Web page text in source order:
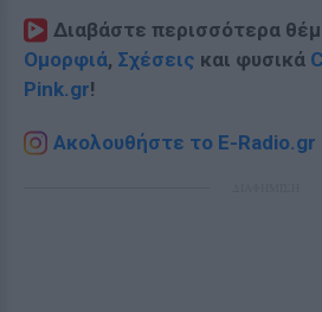
Διαβάστε περισσότερα
Ομορφιά, Σχέσεις και φυσικά
Pink.gr!
Ακολουθήστε το E-Radio.gr